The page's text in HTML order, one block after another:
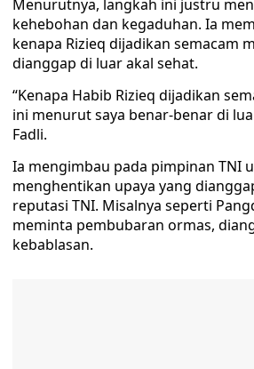
Menurutnya, langkah ini justru
kehebohan dan kegaduhan. Ia
kenapa Rizieq dijadikan semacam
dianggap di luar akal sehat.
“Kenapa Habib Rizieq dijadikan
ini menurut saya benar-benar di
Fadli.
Ia mengimbau pada pimpinan TNI
menghentikan upaya yang
reputasi TNI. Misalnya seperti
meminta pembubaran ormas,
kebablasan.